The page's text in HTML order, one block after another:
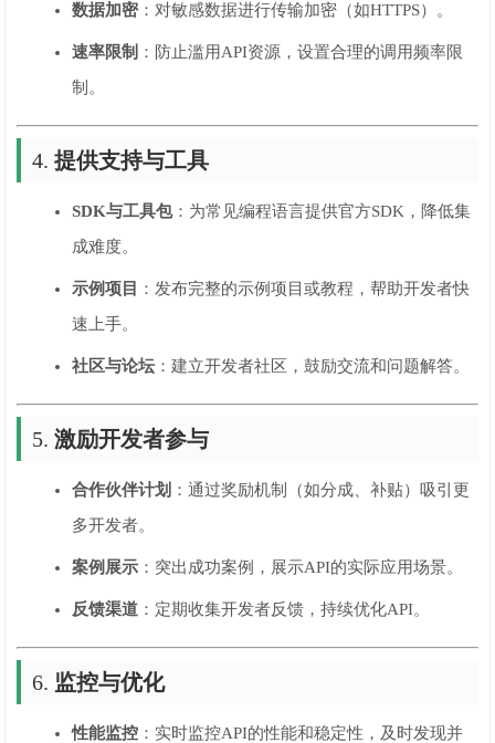
数据加密：对敏感数据进行传输加密（如HTTPS）。
速率限制 ：防止滥用API资源，设置合理的调用频率限
制。
4.提供支持与工具
SDK与工具包：为常见编程语言提供官方SDK，降低集
成难度。
示例项目
：发布完整的示例项目或教程，帮助开发者快
速上手。
社区与论坛 ：建立开发者社区，鼓励交流和问题解答。
5.激励开发者参与
合作伙伴计划 ：通过奖励机制（如分成、补贴）吸引更
多开发者。
案例展示 ：突出成功案例，展示API的实际应用场景。
反馈渠道 ：定期收集开发者反馈，持续优化API。
6. 监控与优化
性能监控 ：实时监控API的性能和稳定性，及时发现并